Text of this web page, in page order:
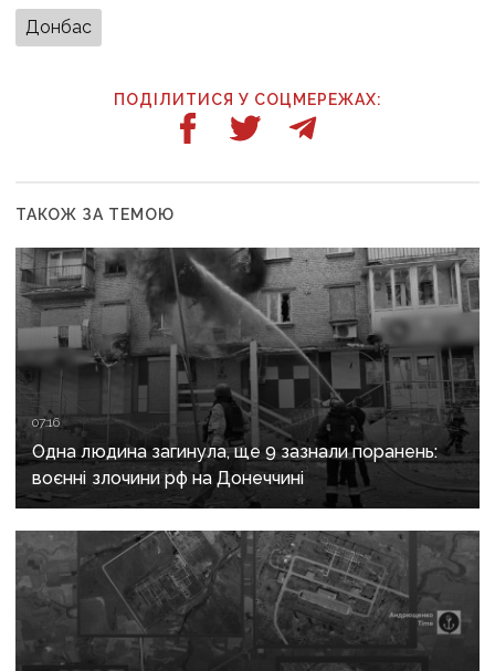
Донбас
ПОДІЛИТИСЯ У СОЦМЕРЕЖАХ:
ТАКОЖ ЗА ТЕМОЮ
07:16
Одна людина загинула, ще 9 зазнали поранень:
воєнні злочини рф на Донеччині